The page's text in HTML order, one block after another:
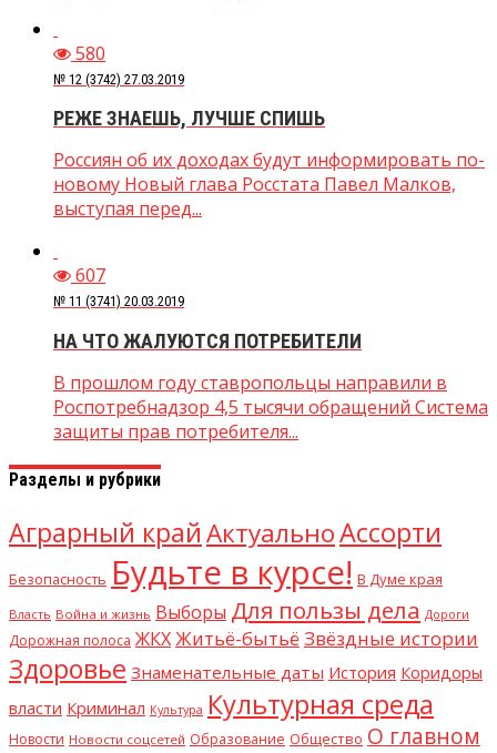
580
№ 12 (3742) 27.03.2019
РЕЖЕ ЗНАЕШЬ, ЛУЧШЕ СПИШЬ
Россиян об их доходах будут информировать по-
новому Новый глава Росстата Павел Малков,
выступая перед...
607
№ 11 (3741) 20.03.2019
НА ЧТО ЖАЛУЮТСЯ ПОТРЕБИТЕЛИ
В прошлом году ставропольцы направили в
Роспотребнадзор 4,5 тысячи обращений Система
защиты прав потребителя...
Разделы и рубрики
Аграрный крайАктуальноАссорти
Безопасность Будьте в курсе! В Думе края
Власть Война и жизнь Выборы Для пользы дела Дороги
Дорожная полоса ЖКХЖитьё-бытьё Звёздные истории
Здоровье Знаменательные даты История Коридоры
власти Криминал Культура Культурная среда
Новости Новости соцсетей Образование Общество О главном